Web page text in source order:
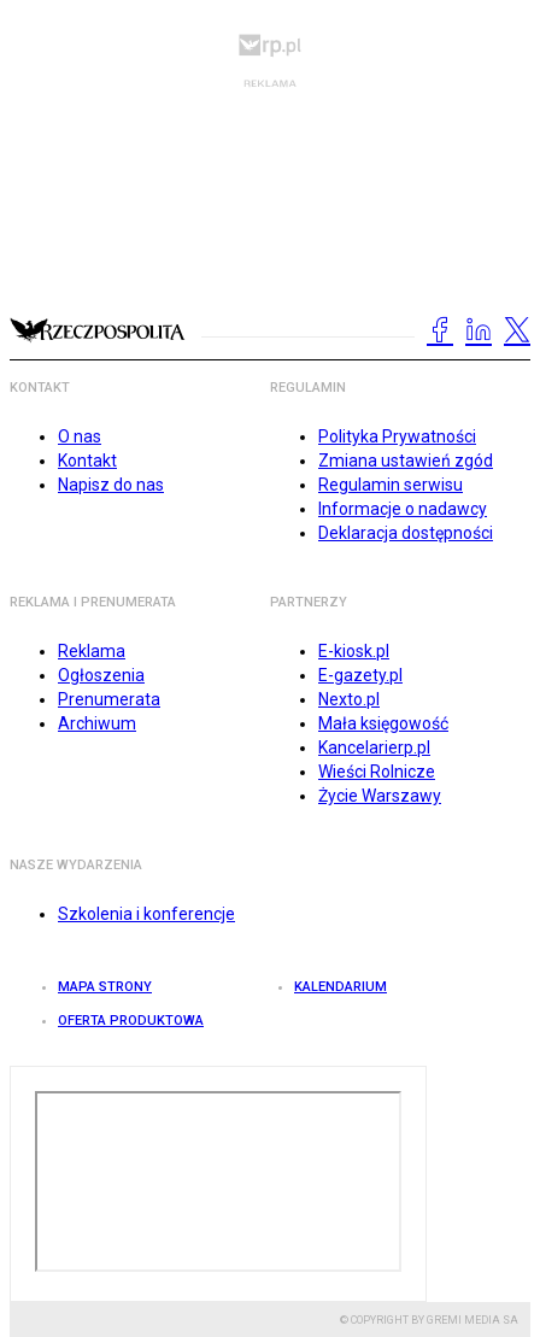
KONTAKT
O nas
Kontakt
Napisz do nas
REGULAMIN
Polityka Prywatności
Zmiana ustawień zgód
Regulamin serwisu
Informacje o nadawcy
Deklaracja dostępności
REKLAMA I PRENUMERATA
Reklama
Ogłoszenia
Prenumerata
Archiwum
PARTNERZY
E-kiosk.pl
E-gazety.pl
Nexto.pl
Mała księgowość
Kancelarierp.pl
Wieści Rolnicze
Życie Warszawy
NASZE WYDARZENIA
Szkolenia i konferencje
MAPA STRONY KALENDARIUM
OFERTA PRODUKTOWA
© COPYRIGHT BY GREMI MEDIA SA